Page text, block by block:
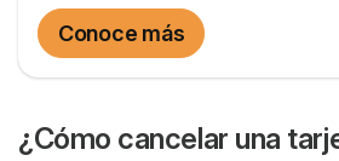
Conoce más
¿Cómo cancelar una